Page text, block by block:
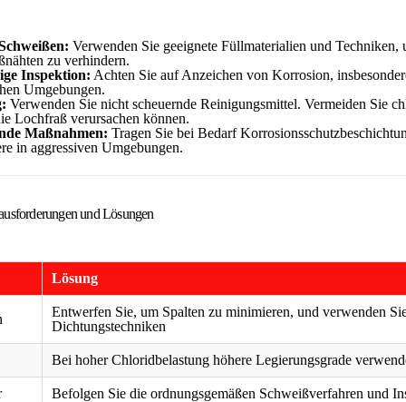
Verwenden Sie geeignete Füllmaterialien und Techniken,
zu verhindern.
Inspektion: Achten Sie auf Anzeichen von Korrosion,
Umgebungen.
Verwenden Sie nicht scheuernde Reinigungsmittel. Vermeiden Sie
Lochfraß verursachen können.
Maßnahmen: Tragen Sie bei Bedarf
in aggressiven Umgebungen.
und Lösungen
Lösung
Entwerfen Sie, um Spalten zu minimieren, und verwenden
Dichtungstechniken
Bei hoher Chloridbelastung höhere Legierungsgrade
Befolgen Sie die ordnungsgemäßen Schweißverfahren und